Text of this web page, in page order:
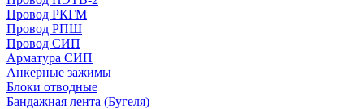
Провод РКГМ
Провод РПШ
Провод СИП
Арматура СИП
Анкерные зажимы
Блоки отводные
Бандажная лента (Бугеля)